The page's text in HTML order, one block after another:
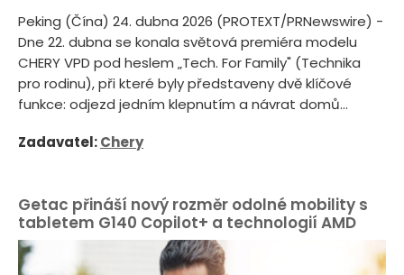
Peking (Čína) 24. dubna 2026 (PROTEXT/PRNewswire) -
Dne 22. dubna se konala světová premiéra modelu
CHERY VPD pod heslem „Tech. For Family" (Technika
pro rodinu), při které byly představeny dvě klíčové
funkce: odjezd jedním klepnutím a návrat domů...
Zadavatel:Chery
Getac přináší nový rozměr odolné mobility s
tabletem G140 Copilot+ a technologií AMD